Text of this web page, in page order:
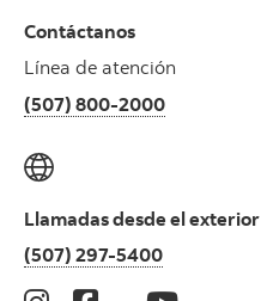
Contáctanos
Línea de atención
(507) 800-2000
Llamadas desde el exterior
(507) 297-5400